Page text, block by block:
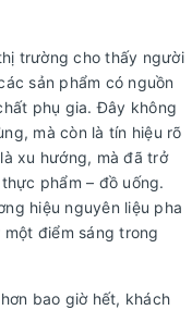
trường cho thấy người
sản phẩm có nguồn
phụ gia. Đây không
mà còn là tín hiệu rõ
xu hướng, mà đã trở
phẩm – đồ uống.
hiệu nguyên liệu pha
điểm sáng trong
bao giờ hết, khách